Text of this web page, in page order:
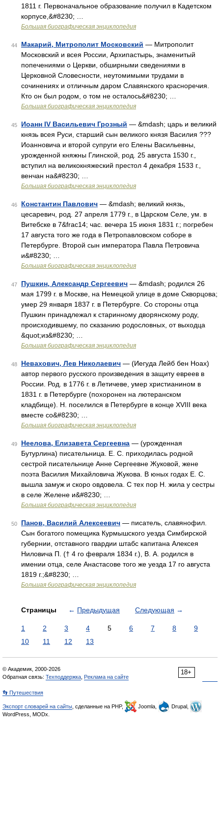
1811 г. Первоначальное образование получил в Кадетском
корпусе,&#8230; …
Большая биографическая энциклопедия
44 Макарий, Митрополит Московский — Митрополит
Московский и всея России, Архипастырь, знаменитый
попечениями о Церкви, обширными сведениями в
Церковной Словесности, неутомимыми трудами в
сочинениях и отличным даром Славянского красноречия.
Кто он был родом, о том не осталось&#8230; …
Большая биографическая энциклопедия
45 Иоанн IV Васильевич Грозный — &mdash; царь и великий
князь всея Руси, старший сын великого князя Василия ???
Иоанновича и второй супруги его Елены Васильевны,
урожденной княжны Глинской, род. 25 августа 1530 г.,
вступил на великокняжеский престол 4 декабря 1533 г.,
венчан на&#8230; …
Большая биографическая энциклопедия
46 Константин Павлович — &mdash; великий князь,
цесаревич, род. 27 апреля 1779 г., в Царском Селе, ум. в
Витебске в 7&frac14; час. вечера 15 июня 1831 г.; погребен
17 августа того же года в Петропавловском соборе в
Петербурге. Второй сын императора Павла Петровича
и&#8230; …
Большая биографическая энциклопедия
47 Пушкин, Александр Сергеевич — &mdash; родился 26
мая 1799 г. в Москве, на Немецкой улице в доме Скворцова;
умер 29 января 1837 г. в Петербурге. Со стороны отца
Пушкин принадлежал к старинному дворянскому роду,
происходившему, по сказанию родословных, от выходца
&quot;из&#8230; …
Большая биографическая энциклопедия
48 Невахович, Лев Николаевич — (Иегуда Лейб бен Ноах)
автор первого русского произведения в защиту евреев в
России. Род. в 1776 г. в Летичеве, умер христианином в
1831 г. в Петербурге (похоронен на лютеранском
кладбище). Н. поселился в Петербурге в конце XVIII века
вместе со&#8230; …
Большая биографическая энциклопедия
49 Неелова, Елизавета Сергеевна — (урожденная
Бутурлина) писательница. Е. С. приходилась родной
сестрой писательнице Анне Сергеевне Жуковой, жене
поэта Василия Михайловича Жукова. В юных годах Е. С.
вышла замуж и скоро овдовела. С тех пор Н. жила у сестры
в селе Желене и&#8230; …
Большая биографическая энциклопедия
50 Панов, Василий Алексеевич — писатель, славянофил.
Сын богатого помещика Курмышского уезда Симбирской
губернии, отставного гвардии штабс капитана Алексея
Ниловича П. († 4 го февраля 1834 г.), В. А. родился в
имении отца, селе Анастасове того же уезда 17 го августа
1819 г.;&#8230; …
Большая биографическая энциклопедия
Страницы ← Предыдущая Следующая →
1 2 3 4 5 6 7 8
9
10
11 12 13
18+
© Академик, 2000-2026
Обратная связь: Техподдержка Реклама на сайте
👣 Путешествия
Экспорт словарей на сайты , сделанные на PHP, Joomla,
Drupal,
WordPress, MODx.